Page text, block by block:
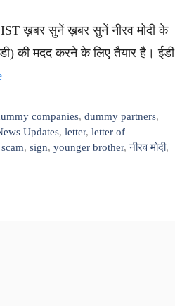
ख़बर सुनें ख़बर सुनें नीरव मोदी के
की मदद करने के लिए तैयार है। ईडी
companies,dummy partners,
Updates, letter, letter of
, sign, younger brother,नीरव मोदी,